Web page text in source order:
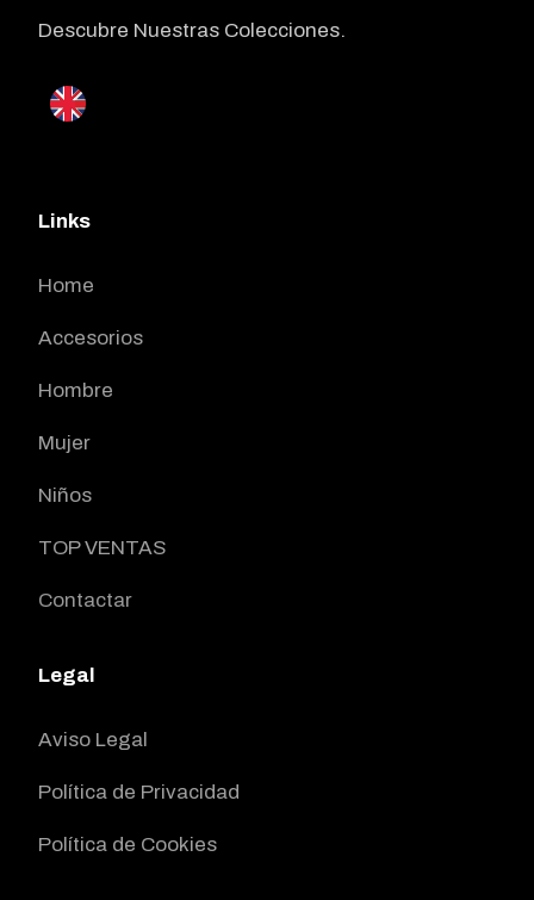
Descubre Nuestras Colecciones.
Links
Home
Accesorios
Hombre
Mujer
Niños
TOP VENTAS
Contactar
Legal
Aviso Legal
Política de Privacidad
Política de Cookies